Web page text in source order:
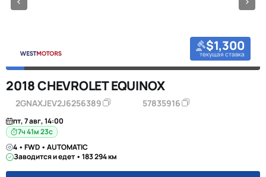
$1,300
текущая ставка
2018 CHEVROLET EQUINOX
2GNAXJEV2J6256389 57835916
пт, 7 авг, 14:00
7ч 41м 23с
4 • FWD • AUTOMATIC
Заводится и едет • 183 294 км